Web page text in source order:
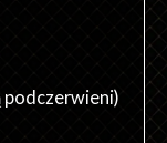
podczerwieni)